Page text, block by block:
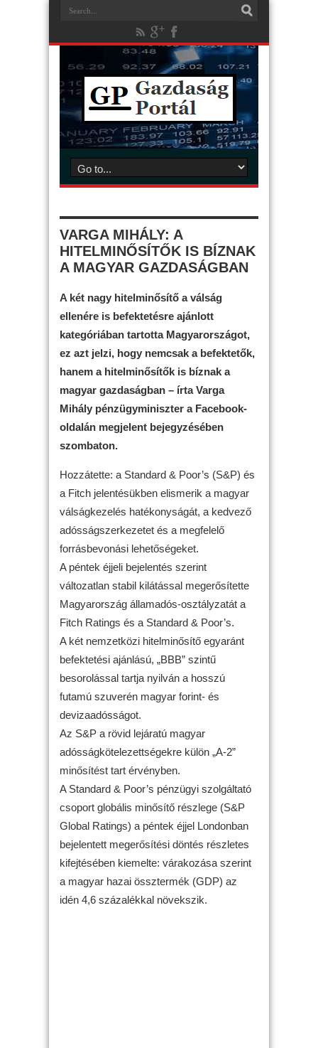
VARGA MIHÁLY: A
HITELMINŐSÍTŐK IS BÍZNAK
A MAGYAR GAZDASÁGBAN
A két nagy hitelminősítő a válság
ellenére is befektetésre ajánlott
kategóriában tartotta Magyarországot,
ez azt jelzi, hogy nemcsak a befektetők,
hanem a hitelminősítők is bíznak a
magyar gazdaságban – írta Varga
Mihály pénzügyminiszter a Facebook-
oldalán megjelent bejegyzésében
szombaton.
Hozzátette: a Standard & Poor’s (S&P) és
a Fitch jelentésükben elismerik a magyar
válságkezelés hatékonyságát, a kedvező
adósságszerkezetet és a megfelelő
forrásbevonási lehetőségeket.
A péntek éjjeli bejelentés szerint
változatlan stabil kilátással megerősítette
Magyarország államadós-osztályzatát a
Fitch Ratings és a Standard & Poor’s.
A két nemzetközi hitelminősítő egyaránt
befektetési ajánlású, „BBB” szintű
besorolással tartja nyilván a hosszú
futamú szuverén magyar forint- és
devizaadósságot.
Az S&P a rövid lejáratú magyar
adósságkötelezettségekre külön „A-2”
minősítést tart érvényben.
A Standard & Poor’s pénzügyi szolgáltató
csoport globális minősítő részlege (S&P
Global Ratings) a péntek éjjel Londonban
bejelentett megerősítési döntés részletes
kifejtésében kiemelte: várakozása szerint
a magyar hazai össztermék (GDP) az
idén 4,6 százalékkal növekszik.